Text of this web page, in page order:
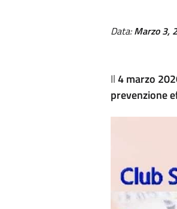
Data:Marzo 3,
Il4 marzo
prevenzione